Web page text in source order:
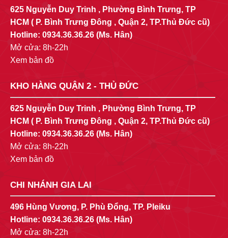
625 Nguyễn Duy Trinh , Phường Bình Trưng, TP
HCM ( P. Bình Trưng Đông , Quận 2, TP.Thủ Đức cũ)
Hotline: 0934.36.36.26 (Ms. Hân)
Mở cửa: 8h-22h
Xem bản đồ
KHO HÀNG QUẬN 2 - THỦ ĐỨC
625 Nguyễn Duy Trinh , Phường Bình Trưng, TP
HCM ( P. Bình Trưng Đông , Quận 2, TP.Thủ Đức cũ)
Hotline: 0934.36.36.26 (Ms. Hân)
Mở cửa: 8h-22h
Xem bản đồ
CHI NHÁNH GIA LAI
496 Hùng Vương, P. Phù Đổng, TP. Pleiku
Hotline: 0934.36.36.26 (Ms. Hân)
Mở cửa: 8h-22h